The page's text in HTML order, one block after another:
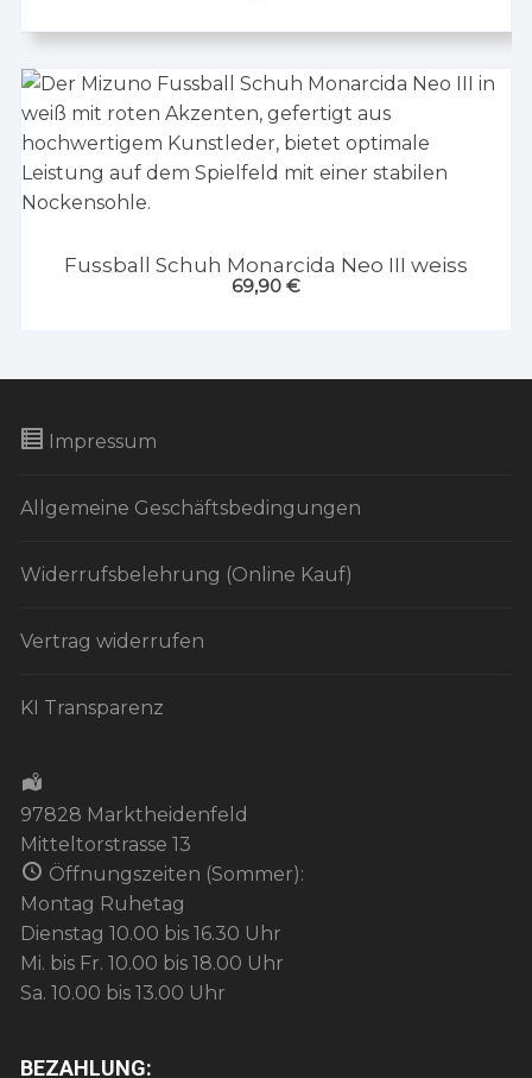
Fussball Schuh Monarcida Neo III weiss
69,90 €
Impressum
Allgemeine Geschäftsbedingungen
Widerrufsbelehrung (Online Kauf)
Vertrag widerrufen
KI Transparenz
97828 Marktheidenfeld
Mitteltorstrasse 13
Öffnungszeiten (Sommer):
Montag Ruhetag
Dienstag 10.00 bis 16.30 Uhr
Mi. bis Fr. 10.00 bis 18.00 Uhr
Sa. 10.00 bis 13.00 Uhr
BEZAHLUNG: